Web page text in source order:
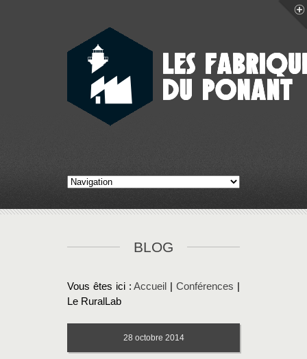
BLOG
Vous êtes ici :Accueil |Conférences
Le RuralLab
28 octobre 2014